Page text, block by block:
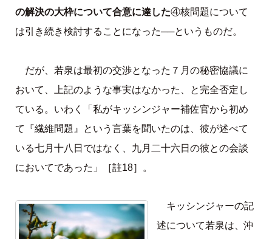
の解決の大枠について合意に達した④核問題について
は引き続き検討することになった──というものだ。
だが、若泉は最初の交渉となった７月の秘密協議に
おいて、上記のような事実はなかった、と完全否定し
ている。いわく「私がキッシンジャー補佐官から初め
て『繊維問題』という言葉を聞いたのは、彼が述べて
いる七月十八日ではなく、九月二十六日の彼との会談
においてであった」［註18］。
キッシンジャーの記
述について若泉は、沖